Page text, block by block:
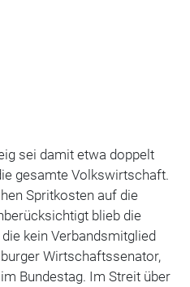
sei damit etwa doppelt
gesamte Volkswirtschaft.
Spritkosten auf die
blieb die
kein Verbandsmitglied
Wirtschaftssenator,
im Bundestag. Im Streit über